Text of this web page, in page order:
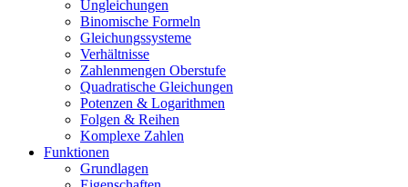
Ungleichungen
Binomische Formeln
Gleichungssysteme
Verhältnisse
Zahlenmengen Oberstufe
Quadratische Gleichungen
Potenzen & Logarithmen
Folgen & Reihen
Komplexe Zahlen
Funktionen
Grundlagen